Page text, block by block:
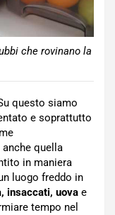
che rovinano la
questo siamo
e soprattutto
quella
in maniera
luogo freddo in
insaccati, uova e
tempo nel